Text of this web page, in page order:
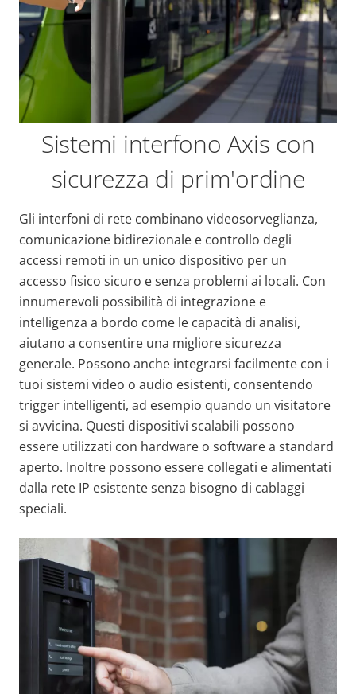
Sistemi interfono Axis con
sicurezza di prim'ordine
Gli interfoni di rete combinano videosorveglianza,
comunicazione bidirezionale e controllo degli
accessi remoti in un unico dispositivo per un
accesso fisico sicuro e senza problemi ai locali. Con
innumerevoli possibilità di integrazione e
intelligenza a bordo come le capacità di analisi,
aiutano a consentire una migliore sicurezza
generale. Possono anche integrarsi facilmente con i
tuoi sistemi video o audio esistenti, consentendo
trigger intelligenti, ad esempio quando un visitatore
si avvicina. Questi dispositivi scalabili possono
essere utilizzati con hardware o software a standard
aperto. Inoltre possono essere collegati e alimentati
dalla rete IP esistente senza bisogno di cablaggi
speciali.